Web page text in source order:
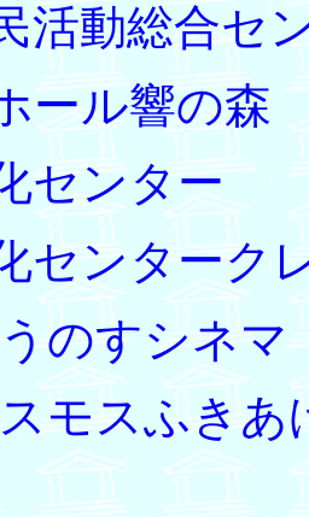
活動総合セ
ール響の森
センター
センターク
のすシネマ
モスふきあ